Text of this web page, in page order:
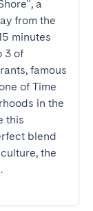
a
from the
minutes
3 of
famous
of Time
in the
this
blend
the